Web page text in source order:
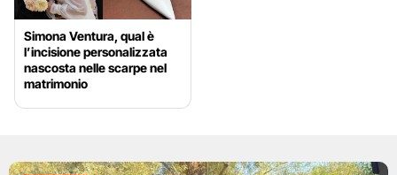
Simona Ventura, qual è
l’incisione personalizzata
nascosta nelle scarpe nel
matrimonio